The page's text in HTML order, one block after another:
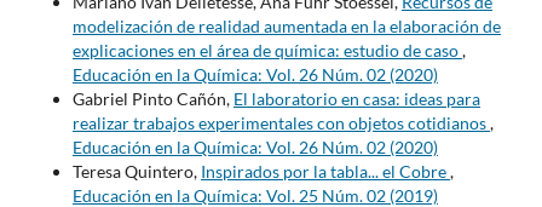
modelización de realidad aumentada en la elaboración de
explicaciones en el área de química: estudio de caso,
Educación en la Química: Vol. 26 Núm. 02 (2020)
Gabriel Pinto Cañón, El laboratorio en casa: ideas para
realizar trabajos experimentales con objetos cotidianos,
Educación en la Química: Vol. 26 Núm. 02 (2020)
Teresa Quintero, Inspirados por la tabla... el Cobre,
Educación en la Química: Vol. 25 Núm. 02 (2019)